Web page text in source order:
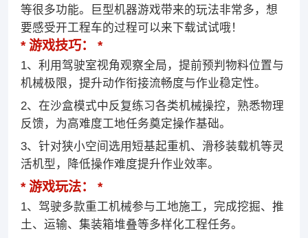
等很多功能。巨型机器游戏带来的玩法非常多，想
要感受开工程车的过程可以来下载试试哦！
游戏技巧：
1、利用驾驶室视角观察全局，提前预判物料位置与
机械极限，提升动作衔接流畅度与作业稳定性。
2、在沙盒模式中反复练习各类机械操控，熟悉物理
反馈，为高难度工地任务奠定操作基础。
3、针对狭小空间选用短基起重机、滑移装载机等灵
活机型，降低操作难度提升作业效率。
游戏玩法：
1、驾驶多款重工机械参与工地施工，完成挖掘、推
土、运输、集装箱堆叠等多样化工程任务。